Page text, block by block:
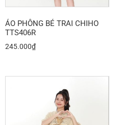
ÁO PHÔNG BÉ TRAI CHIHO
TTS406R
245.000₫